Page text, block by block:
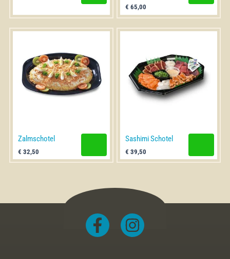
heeft
meerdere
variaties.
kan
gekozen
worden
op
de
€ 65,00
Zalmschotel
€ 32,50
Sashimi Schotel
€ 39,50